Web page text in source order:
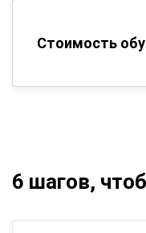
Стоимость
6 шагов,